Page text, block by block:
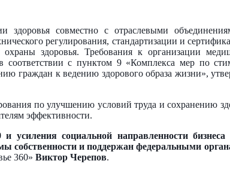
совместно с отраслевыми
регулирования, стандартизации и
здоровья. Требования к организации
с пунктом 9 «Комплекса мер по
граждан к ведению здорового образа жизни»,
по улучшению условий труда и сохранению
эффективности.
усиления социальной направленности
собственности и поддержан федеральными
360» Виктор Черепов.